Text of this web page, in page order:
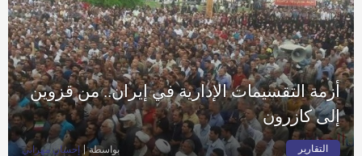
أزمة التقسيمات الإدارية في إيران.. من قزوين
إلى كازرون
التقارير بواسطة إحسان مهرابي